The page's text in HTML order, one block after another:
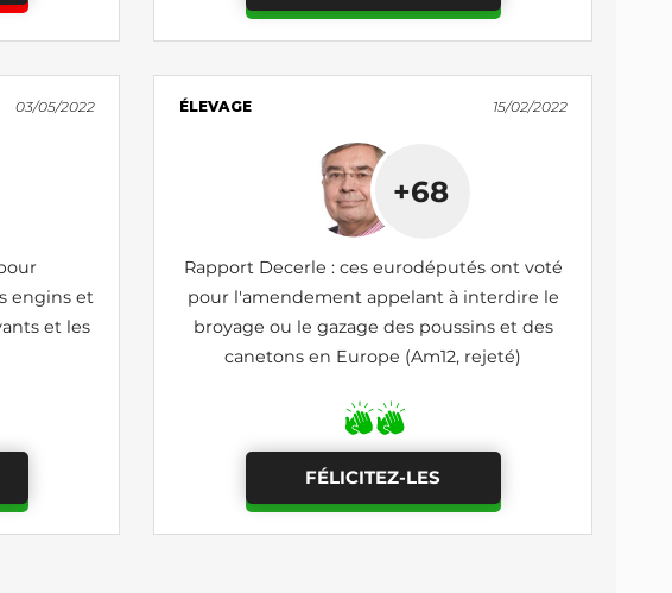
03/05/2022
engins et
et les
ÉLEVAGE 15/02/2022
+68
Rapport Decerle : ces eurodéputés ont voté
pour l'amendement appelant à interdire le
broyage ou le gazage des poussins et des
canetons en Europe (Am12, rejeté)
FÉLICITEZ-LES